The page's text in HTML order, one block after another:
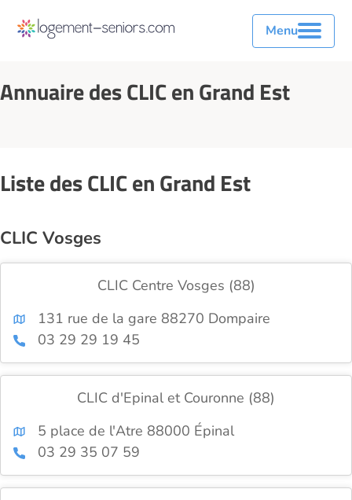
Menu
Annuaire des CLIC en Grand Est
Liste des CLIC en Grand Est
CLIC Vosges
CLIC Centre Vosges (88)
131 rue de la gare 88270 Dompaire
03 29 29 19 45
CLIC d'Epinal et Couronne (88)
5 place de l'Atre 88000 Épinal
03 29 35 07 59